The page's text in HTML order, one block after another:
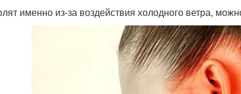
именно из-за воздействия холодного ветра,